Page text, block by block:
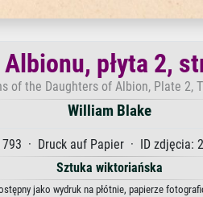
płyta 2,
of the Daughters of Albion, Plate 2,
William Blake
· Druck auf Papier · ID zdjęcia:
Sztuka wiktoriańska
jako wydruk na płótnie, papierze